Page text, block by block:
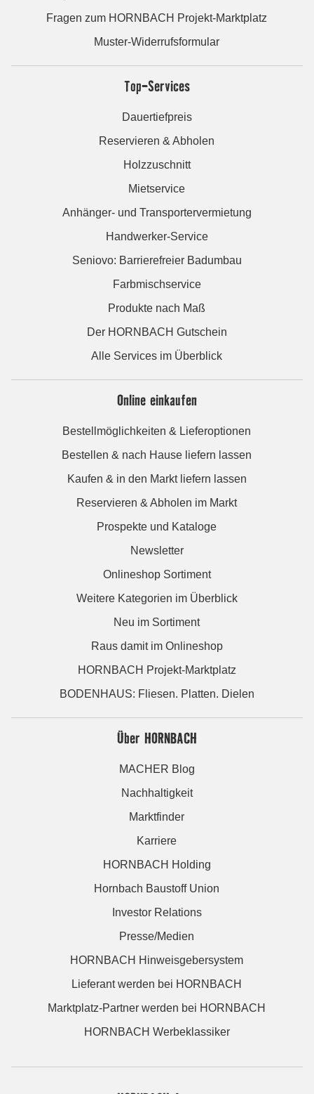
Fragen zum HORNBACH Projekt-Marktplatz
Muster-Widerrufsformular
Top-Services
Dauertiefpreis
Reservieren & Abholen
Holzzuschnitt
Mietservice
Anhänger- und Transportervermietung
Handwerker-Service
Seniovo: Barrierefreier Badumbau
Farbmischservice
Produkte nach Maß
Der HORNBACH Gutschein
Alle Services im Überblick
Online einkaufen
Bestellmöglichkeiten & Lieferoptionen
Bestellen & nach Hause liefern lassen
Kaufen & in den Markt liefern lassen
Reservieren & Abholen im Markt
Prospekte und Kataloge
Newsletter
Onlineshop Sortiment
Weitere Kategorien im Überblick
Neu im Sortiment
Raus damit im Onlineshop
HORNBACH Projekt-Marktplatz
BODENHAUS: Fliesen. Platten. Dielen
Über HORNBACH
MACHER Blog
Nachhaltigkeit
Marktfinder
Karriere
HORNBACH Holding
Hornbach Baustoff Union
Investor Relations
Presse/Medien
HORNBACH Hinweisgebersystem
Lieferant werden bei HORNBACH
Marktplatz-Partner werden bei HORNBACH
HORNBACH Werbeklassiker